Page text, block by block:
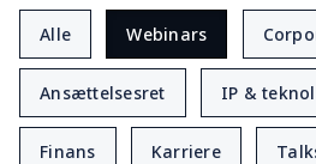
Alle Webinars
Ansættelsesret IP &
Finans Karriere